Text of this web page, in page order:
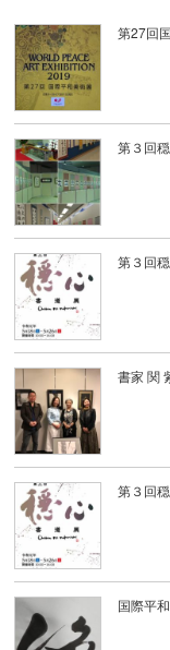
第27回
第３回
第３回
書家 関
第３回
国際平